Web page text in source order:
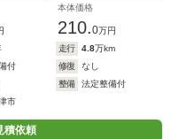
本体価格
210.0万円
走行 4.8万km
付 修復
なし
整備
法定整備付
市
積依頼